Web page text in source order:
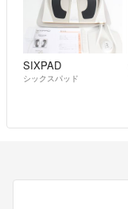
SIXPAD
シックスパッド